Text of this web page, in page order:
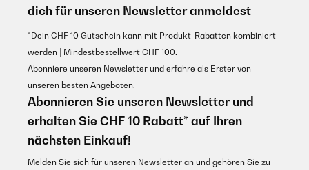
dich für unseren Newsletter anmeldest
*Dein CHF 10 Gutschein kann mit Produkt-Rabatten kombiniert
werden | Mindestbestellwert CHF 100.
Abonniere unseren Newsletter und erfahre als Erster von
unseren besten Angeboten.
Abonnieren Sie unseren Newsletter und
erhalten Sie CHF 10 Rabatt* auf Ihren
nächsten Einkauf!
Melden Sie sich für unseren Newsletter an und gehören Sie zu